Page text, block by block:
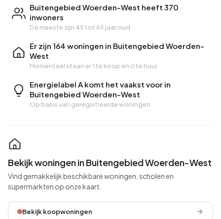
Buitengebied Woerden-West heeft 370
inwoners
De meeste zijn 45 tot 65 jaar oud
Er zijn 164 woningen in Buitengebied Woerden-
West
Momenteel staan er1 te koop en 0 te huur
Energielabel A komt het vaakst voor in
Buitengebied Woerden-West
Op basis van geregistreerde woningen
Bekijk woningen in Buitengebied Woerden-West
Vind gemakkelijk beschikbare woningen, scholen en
supermarkten op onze kaart.
Bekijk koopwoningen